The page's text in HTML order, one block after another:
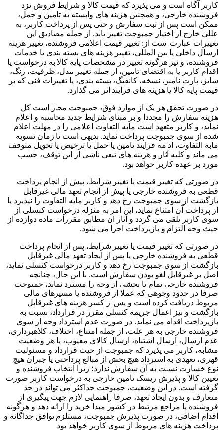
کاربر آگاه است و می پذیرد که قیمت کالا و شرایط فروش نزد
فروشنده خارجی، و همچنین هزینه های وابسته به تامین و حمل،
ممکن است پس از ثبت سفارش و حتی پس از پرداخت کاربر، به
عللی خارج از اختیار جمبوجت تغییر یابد. از جمله مصادیق این
تغییرات عبارت است از: تغییر قیمت اعلامی فروشنده، تغییر هزینه
ارسال داخلی یا بین المللی، تغییر هزینه های بسته بندی یا خدمات
فروشنده، و نیز هرگونه تغییر در مشخصات پایه کالا به درخواست یا
اقدام کاربر یا به اقتضای تامین، از جمله تغییر مدل، ظرفیت، رنگ،
سایز، پارت نامبر، نسخه، کانفیگ، بسته بندی، یا تغییرات فنی که بر
قیمت پایه کالا یا هزینه های فرایند اثر می گذارد.
در صورت تحقق هر یک از موارد فوق، جمبوجت مجاز است کل
هزینه سفارش را مجددا و بر مبنای شرایط جدید محاسبه و اعلام
نماید، و کاربر متعهد است مابه التفاوت اعلامی را در مهلت اعلام
شده از سوی جمبوجت پرداخت نماید. بدیهی است تا زمان تسویه
مابه التفاوت، ادامه فرایند تامین یا حمل یا ترخیص یا تحویل متوقف
می ماند و کلیه آثار و هزینه های تبعی ناشی از این توقف، حسب
مورد بر عهده کاربر خواهد بود.
در صورتی که تغییر قیمت یا تغییر شرایط، پیش از انجام پرداخت
قطعی به فروشنده خارجی یا پیش از انجام تعهد مالی غیرقابل
بازگشت از سوی جمبوجت رخ دهد و کاربر مابه التفاوت را نپذیرد یا
از پرداخت آن امتناع نماید، این امر به منزله درخواست کنسلی از
سوی کاربر تلقی می گردد و آثار آن مطابق مقررات ماده دوازده از
حیث وجه التزام و بازپرداخت اجرا می شود.
در صورتی که تغییر قیمت یا تغییر شرایط، پس از انجام پرداخت
قطعی به فروشنده خارجی یا پس از ایجاد تعهد مالی غیرقابل
بازگشت از سوی جمبوجت رخ دهد و کاربر درخواست کنسلی نماید،
اصل بر غیرقابل لغو بودن سفارش است. با این حال، چنانچه
فروشنده خارجی تمام یا بخشی از وجه را مسترد نماید، جمبوجت
صرفا در حدود وجوهی که عملا از فروشنده یا مسیرهای مالی
مربوط دریافت کرده است و پس از کسر هزینه های غیرقابل
بازگشت و نیز اعمال جریمه کنسلی مقرر در قرارداد، نسبت به
بازپرداخت اقدام می نماید. در صورت عدم استرداد وجه از سوی
فروشنده خارجی به هر علت، از جمله امتناع، اختلاف، کلاهبرداری،
عدم ارسال، ارسال اشتباه، ارسال کالای معیوب، یا هر وضعیت
مشابه، کاربر می پذیرد که جمبوجت از حیث قرارداد و مسئولیت
قهری، تعهدی به استرداد هیچ بخش از مبالغ پرداختی یا جبران هیچ
نوع خسارت نسبت به آن سفارش ندارد؛ زیرا انتخاب فروشنده و
تعیین کالا و پذیرش ریسک تامین خارجی به درخواست کاربر صورت
گرفته است. در این وضعیت، جمبوجت حداکثر می تواند در حد
متعارف و بدون ایجاد تعهد، صرفا راهنمایی لازم جهت پیگیری از
فروشنده یا مراجع مرتبط در کشور مبدا خرید را ارائه دهد و هرگونه
اقدام اضافی، در صورت پذیرش جمبوجت، مستلزم توافق جداگانه و
پرداخت هزینه های مربوط از سوی کاربر خواهد بود.